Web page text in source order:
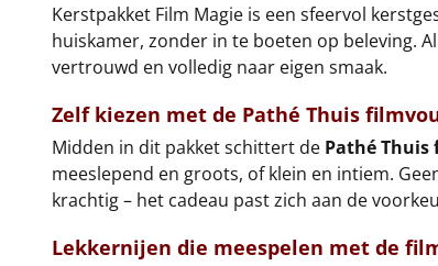
Kerstpakket Film Magie is een sfeervol
huiskamer, zonder in te boeten op beleving.
vertrouwd en volledig naar eigen smaak.
Zelf kiezen met de Pathé Thuis
Midden in dit pakket schittert de Pathé
meeslepend en groots, of klein en intiem.
krachtig – het cadeau past zich aan de
Lekkernijen die meespelen met de